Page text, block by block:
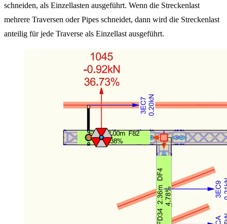
schneiden, als Einzellasten ausgeführt. Wenn die Streckenlast
mehrere Traversen oder Pipes schneidet, dann wird die Streckenlast
anteilig für jede Traverse als Einzellast ausgeführt.